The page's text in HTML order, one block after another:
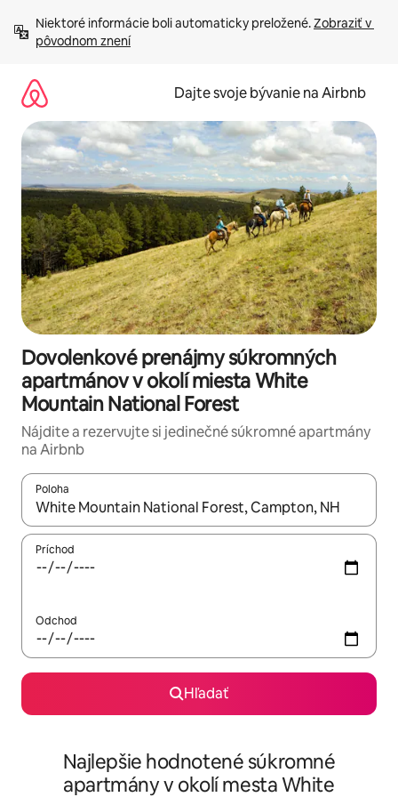
obsah.
Niektoré informácie boli automaticky preložené. Zobraziť v
pôvodnom znení
Dajte svoje bývanie na Airbnb
Dovolenkové prenájmy súkromných
apartmánov v okolí miesta White
Mountain National Forest
Nájdite a rezervujte si jedinečné súkromné apartmány
na Airbnb
Poloha
Keď budú výsledky k dispozícii, môžete si ich prechádzať
Príchod
Odchod
Hľadať
Najlepšie hodnotené súkromné
apartmány v okolí mesta White